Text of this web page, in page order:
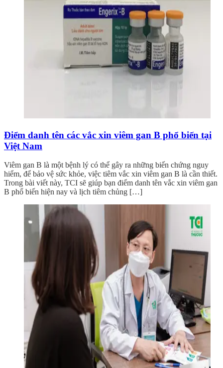
Điểm danh tên các vắc xin viêm gan B phổ biến tại
Việt Nam
Viêm gan B là một bệnh lý có thể gây ra những biến chứng nguy
hiểm, để bảo vệ sức khỏe, việc tiêm vắc xin viêm gan B là cần thiết.
Trong bài viết này, TCI sẽ giúp bạn điểm danh tên vắc xin viêm gan
B phổ biến hiện nay và lịch tiêm chủng […]